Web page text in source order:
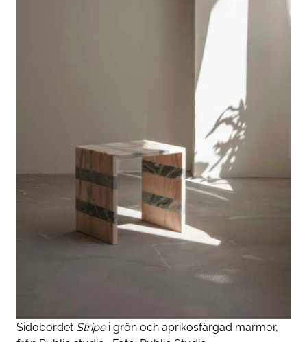
Sidobordet Stripei grön och aprikos­färgad marmor,